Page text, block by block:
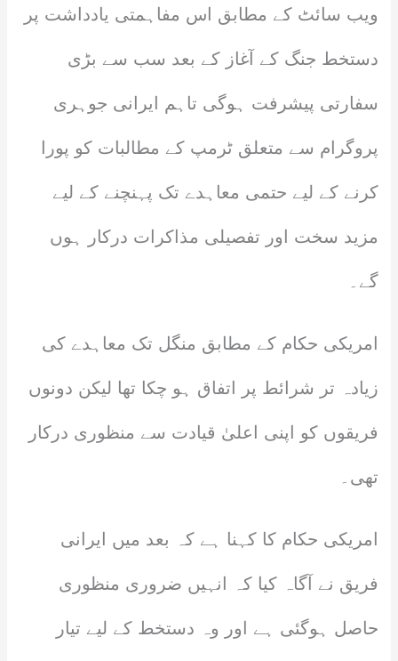
ویب سائٹ کے مطابق اس مفاہمتی یادداشت پر
دستخط جنگ کے آغاز کے بعد سب سے بڑی
سفارتی پیشرفت ہوگی تاہم ایرانی جوہری
پروگرام سے متعلق ٹرمپ کے مطالبات کو پورا
کرنے کے لیے حتمی معاہدے تک پہنچنے کے لیے
مزید سخت اور تفصیلی مذاکرات درکار ہوں
گے۔
امریکی حکام کے مطابق منگل تک معاہدے کی
زیادہ تر شرائط پر اتفاق ہو چکا تھا لیکن دونوں
فریقوں کو اپنی اعلیٰ قیادت سے منظوری درکار
تھی۔
امریکی حکام کا کہنا ہے کہ بعد میں ایرانی
فریق نے آگاہ کیا کہ انہیں ضروری منظوری
حاصل ہوگئی ہے اور وہ دستخط کے لیے تیار